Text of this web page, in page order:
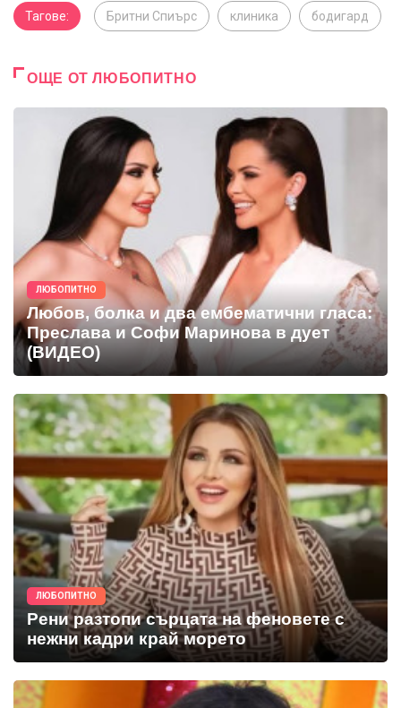
Тагове: Бритни Спиърс клиника бодигард
ОЩЕ ОТ ЛЮБОПИТНО
ЛЮБОПИТНО
Любов, болка и два ембематични гласа:
Преслава и Софи Маринова в дует
(ВИДЕО)
ЛЮБОПИТНО
Рени разтопи сърцата на феновете с
нежни кадри край морето